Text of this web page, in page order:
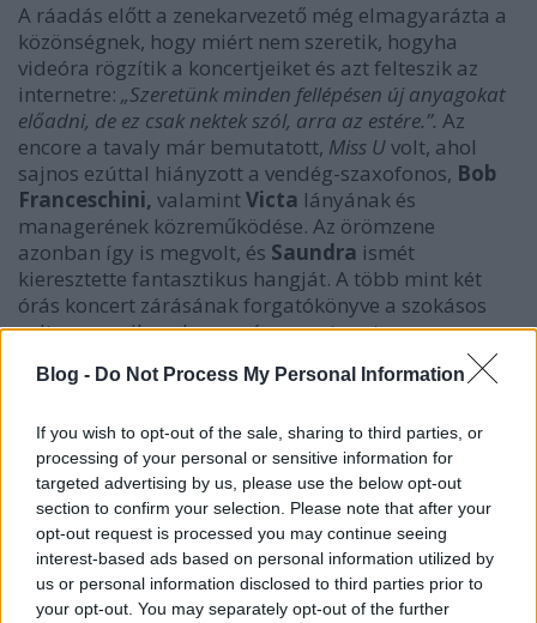
Blog - Do Not Process My Personal Information
If you wish to opt-out of the sale, sharing to third parties, or
processing of your personal or sensitive information for
targeted advertising by us, please use the below opt-out
section to confirm your selection. Please note that after your
opt-out request is processed you may continue seeing
interest-based ads based on personal information utilized by
us or personal information disclosed to third parties prior to
your opt-out. You may separately opt-out of the further
A ráadás előtt a zenekarvezető még elmagyarázta a
közönségnek, hogy miért nem szeretik, hogyha
videóra rögzítik a koncertjeiket és azt felteszik az
internetre: „Szeretünk minden fellépésen új anyagokat
előadni, de ez csak nektek szól, arra az estére.”. Az
encore a tavaly már bemutatott, Miss Uvolt, ahol
sajnos ezúttal hiányzott a vendég-szaxofonos, Bob
Franceschini, valamintVicta lányának és
managerének közreműködése. Az örömzene
azonban így is megvolt, és Saundra ismét
kieresztette fantasztikus hangját. A több mint két
órás koncert zárásának forgatókönyve a szokásos
volt, a muzsikusok egymásra mutogatva
kezet ráztak
a rajongókkal.
A tavalyiSmartMusic Fesztivál Victor Wooten Band
fellépéséhez képest, ez a show az új lemez anyagával
nyújtott többet, azonban számomra eléggé
hiányoztak a régi, hatalmas slágerek.